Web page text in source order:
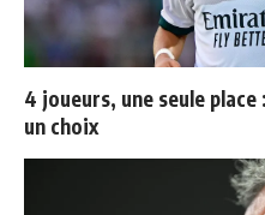
4 joueurs, une seule
un choix